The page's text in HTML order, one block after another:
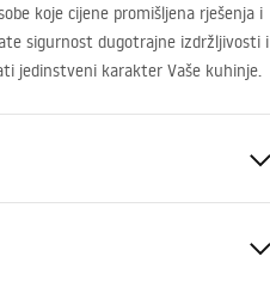
koje cijene promišljena rješenja i
sigurnost dugotrajne izdržljivosti i
jedinstveni karakter Vaše kuhinje.